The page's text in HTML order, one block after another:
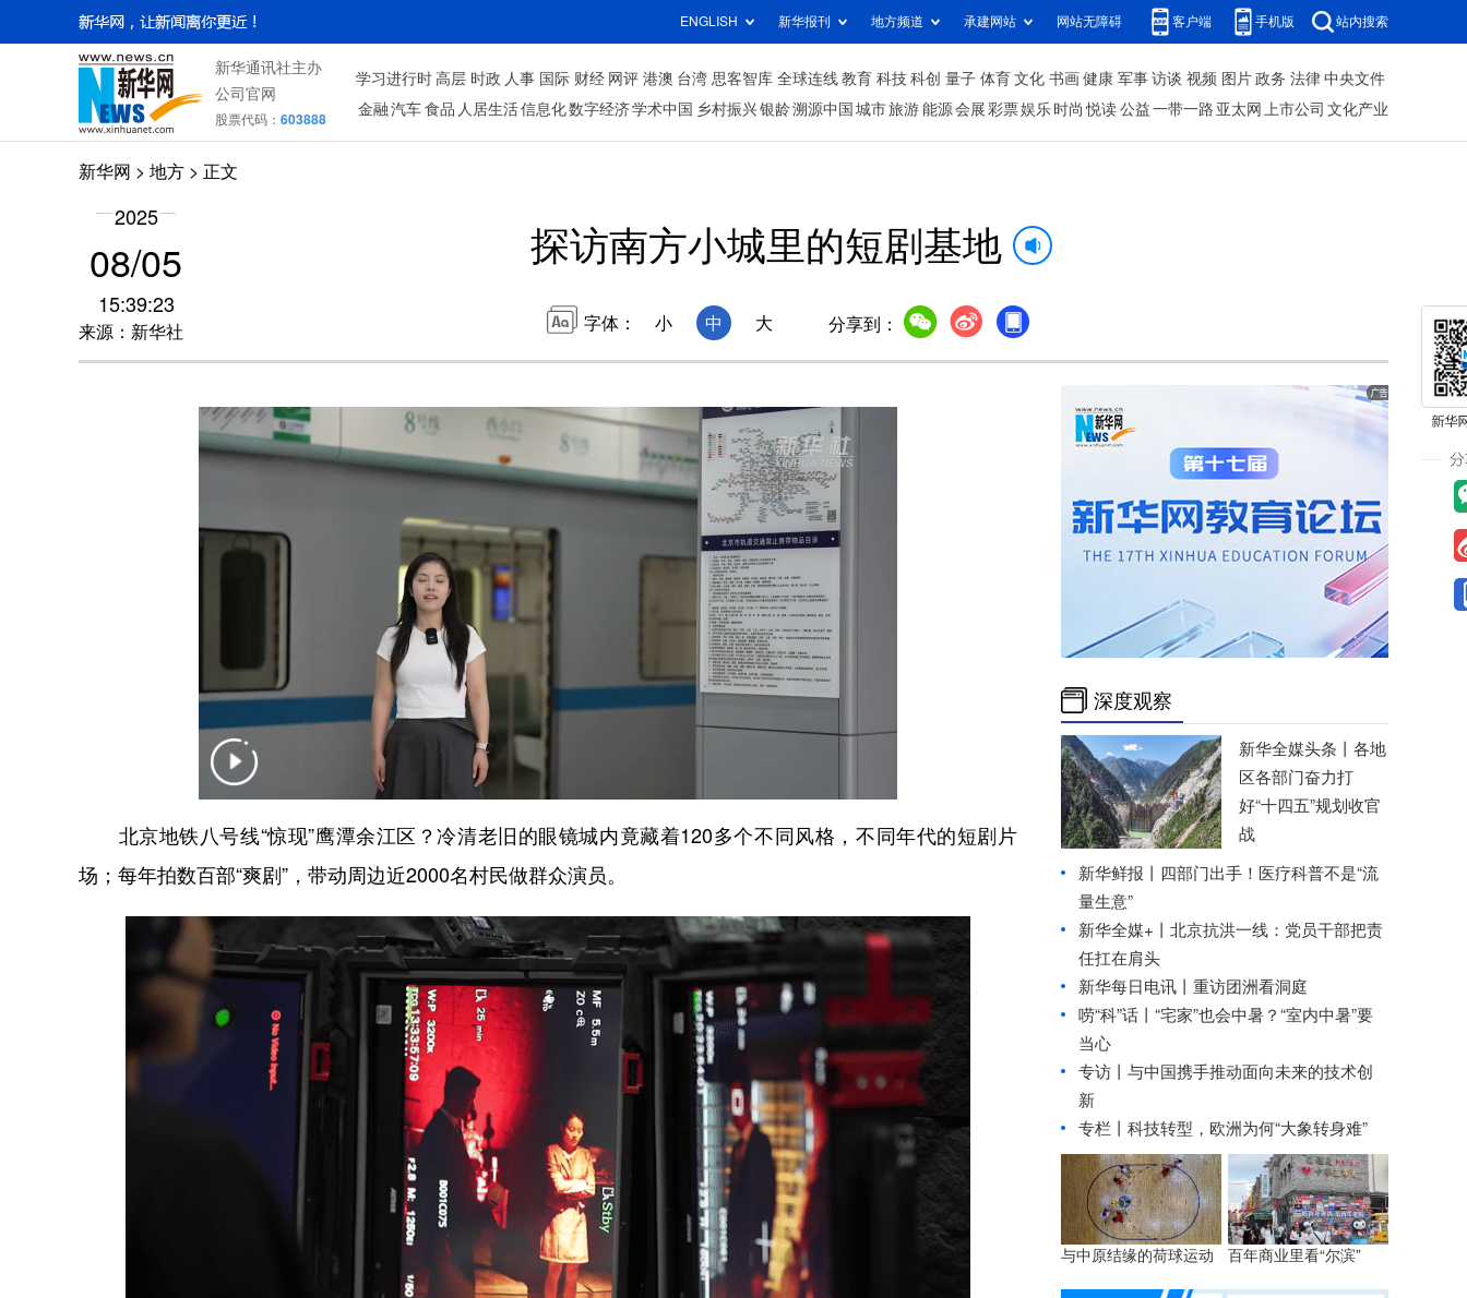
ENGLISH 新华报刊 地方频道 承建网站 网站无障碍 客户端 手机版 站内搜索
新华通讯社主办
公司官网
股票代码： 603888
学习进行时 高层 时政 人事 国际 财经 网评 港澳 台湾 思客智库 全球连线 教育 科技 科创 量子 体育 文化 书画 健康 军事 访谈 视频 图片 政务 法律 中央文件
金融 汽车 食品 人居生活信息化数字经济学术中国 乡村振兴银龄溯源中国 城市旅游 能源 会展 彩票娱乐 时尚 悦读 公益 一带一路 亚太网 上市公司 文化产业
新华网 > 地方 > 正文
2025
08/05
15:39:23
来源：新华社
探访南方小城里的短剧基地
字体： 小 中 大 分享到：
北京地铁八号线“惊现”鹰潭余江区？冷清老旧的眼镜城内竟藏着120多个不同风格，不同年代的短剧片
场；每年拍数百部“爽剧”，带动周边近2000名村民做群众演员。
深度观察
新华全媒头条丨 各地
区各部门奋力打
好“十四五”规划收官
战
新华鲜报丨四部门出手！医疗科普不是“流
量生意”
新华全媒+丨 北京抗洪一线：党员干部把责
任扛在肩头
新华每日电讯丨 重访团洲看洞庭
唠“科”话丨“宅家”也会中暑？“室内中暑”要
当心
专访丨与中国携手推动面向未来的技术创
新
专栏丨科技转型，欧洲为何“大象转身难”
与中原结缘的荷球运动 百年商业里看“尔滨”